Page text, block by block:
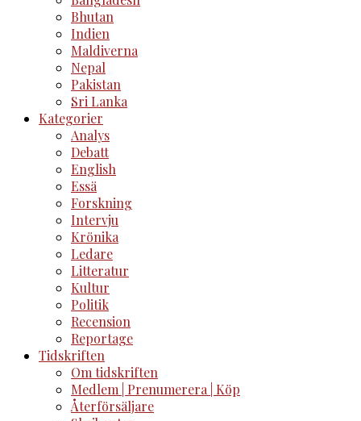
Bhutan
Indien
Maldiverna
Nepal
Pakistan
Sri Lanka
Kategorier
Analys
Debatt
English
Essä
Forskning
Intervju
Krönika
Ledare
Litteratur
Kultur
Politik
Recension
Reportage
Tidskriften
Om tidskriften
Medlem | Prenumerera | Köp
Återförsäljare